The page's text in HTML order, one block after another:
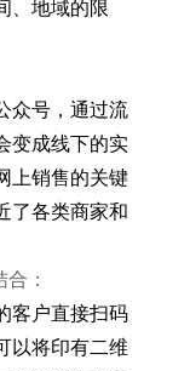
、地域的限
众号，通过流
变成线下的实
上销售的关键
了各类商家和
：
客户直接扫码
以将印有二维